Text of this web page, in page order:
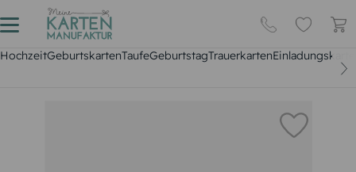
HochzeitGeburtskartenTaufeGeburtstagTrauerkarten